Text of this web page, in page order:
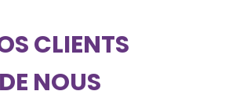
CLIENTS
NOUS